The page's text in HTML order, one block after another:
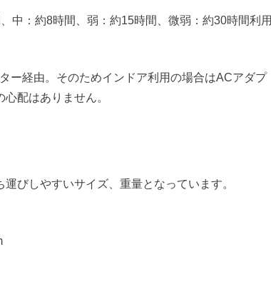
中：約8時間、弱：約15時間、微弱：約30時間利用
ー経由。そのためインドア利用の場合はACアダプ
配はありません。
びしやすいサイズ、重量となっています。